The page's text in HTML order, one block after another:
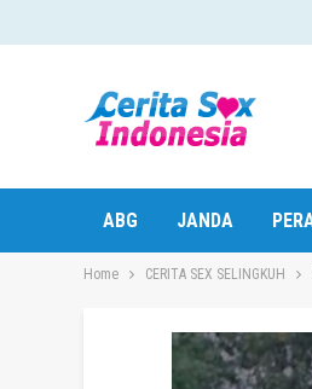
ABG JANDA
Home CERITA SEX SELINGKUH